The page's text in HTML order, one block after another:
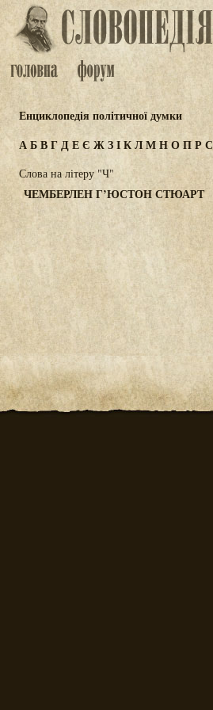
Енциклопедія політичної думки
АБВГДЕЄ ЖЗІКЛМНОПРС
Слова на літеру "Ч"
ЧЕМБЕРЛЕН Г’ЮСТОН СТЮАРТ